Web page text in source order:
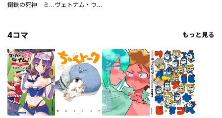
鋼鉄の死神 ミヒャエル・ビットマン戦記 ヴェトナム・ウォー VIETNAM WAR
4コマ もっと見る